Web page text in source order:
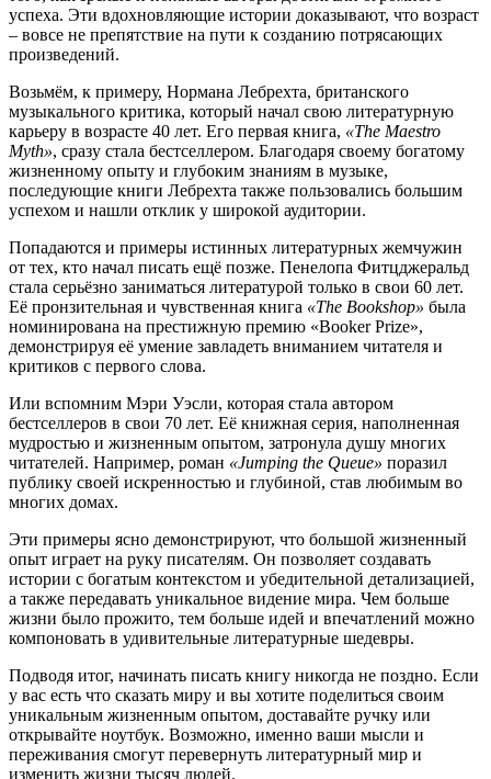
успеха. Эти вдохновляющие истории доказывают, что возраст
– вовсе не препятствие на пути к созданию потрясающих
произведений.
Возьмём, к примеру, Нормана Лебрехта, британского
музыкального критика, который начал свою литературную
карьеру в возрасте 40 лет. Его первая книга, «The Maestro
Myth», сразу стала бестселлером. Благодаря своему богатому
жизненному опыту и глубоким знаниям в музыке,
последующие книги Лебрехта также пользовались большим
успехом и нашли отклик у широкой аудитории.
Попадаются и примеры истинных литературных жемчужин
от тех, кто начал писать ещё позже. Пенелопа Фитцджеральд
стала серьёзно заниматься литературой только в свои 60 лет.
Её пронзительная и чувственная книга «The Bookshop» была
номинирована на престижную премию «Booker Prize»,
демонстрируя её умение завладеть вниманием читателя и
критиков с первого слова.
Или вспомним Мэри Уэсли, которая стала автором
бестселлеров в свои 70 лет. Её книжная серия, наполненная
мудростью и жизненным опытом, затронула душу многих
читателей. Например, роман «Jumping the Queue» поразил
публику своей искренностью и глубиной, став любимым во
многих домах.
Эти примеры ясно демонстрируют, что большой жизненный
опыт играет на руку писателям. Он позволяет создавать
истории с богатым контекстом и убедительной детализацией,
а также передавать уникальное видение мира. Чем больше
жизни было прожито, тем больше идей и впечатлений можно
компоновать в удивительные литературные шедевры.
Подводя итог, начинать писать книгу никогда не поздно. Если
у вас есть что сказать миру и вы хотите поделиться своим
уникальным жизненным опытом, доставайте ручку или
открывайте ноутбук. Возможно, именно ваши мысли и
переживания смогут перевернуть литературный мир и
изменить жизни тысяч людей.